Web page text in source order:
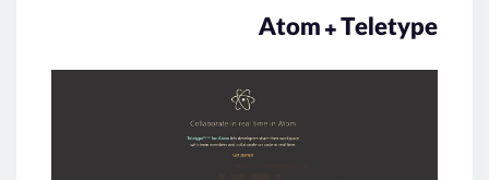
Atom + Teletype